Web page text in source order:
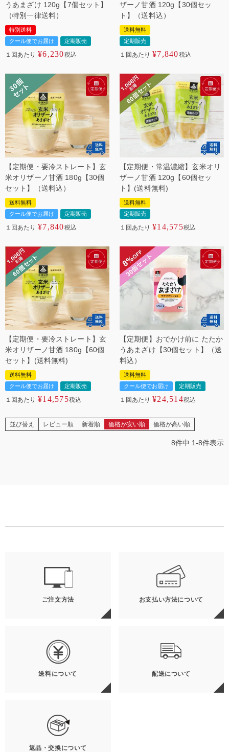
うあまざけ 120g【7個セット】
（特別一律送料）
特別送料
クール便でお届け
定期販売
１回あたり ¥6,230税込
ザーノ甘酒 120g【30個セッ
ト】（送料込）
送料無料
定期販売
１回あたり ¥7,840税込
【定期便・要冷ストレート】玄
米オリザーノ甘酒 180g【30個
セット】（送料込）
送料無料
クール便でお届け
定期販売
１回あたり ¥7,840税込
【定期便・常温濃縮】玄米オリ
ザーノ甘酒 120g【60個セッ
ト】(送料無料)
送料無料
定期販売
１回あたり ¥14,575税込
【定期便・要冷ストレート】玄
米オリザーノ甘酒 180g【60個
セット】(送料無料)
送料無料
クール便でお届け
定期販売
１回あたり ¥14,575税込
【定期便】おでかけ前に たたか
うあまざけ【30個セット】（送
料込）
送料無料
クール便でお届け
定期販売
１回あたり ¥24,514税込
並び替え レビュー順 新着順 価格が安い順 価格が高い順
8件中 1-8件表示
ご注文方法 お支払い方法について
送料について 配送について
返品・交換について